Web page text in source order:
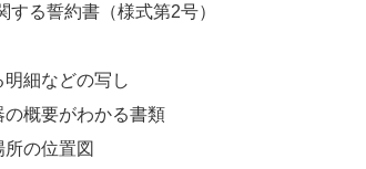
る誓約書（様式第2号）
細などの写し
概要がわかる書類
の位置図